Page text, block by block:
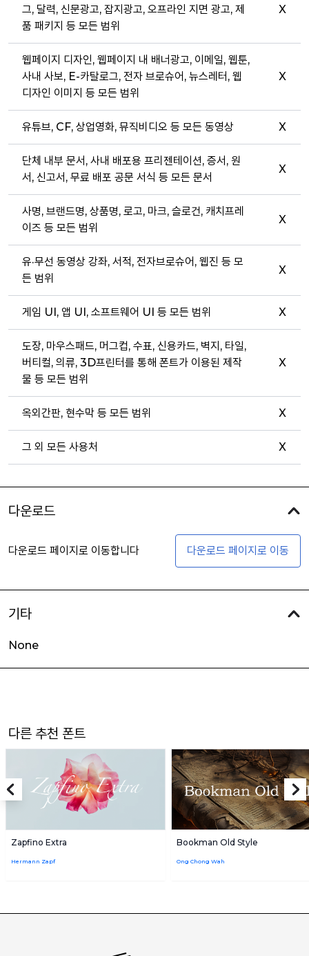
그, 달력, 신문광고, 잡지광고, 오프라인 지면 광고, 제
품 패키지 등 모든 범위
X
웹페이지 디자인, 웹페이지 내 배너광고, 이메일, 웹툰,
사내 사보, E-카탈로그, 전자 브로슈어, 뉴스레터, 웹
디자인 이미지 등 모든 범위
X
유튜브, CF, 상업영화, 뮤직비디오 등 모든 동영상 X
단체 내부 문서, 사내 배포용 프리젠테이션, 증서, 원
서, 신고서, 무료 배포 공문 서식 등 모든 문서
X
사명, 브랜드명, 상품명, 로고, 마크, 슬로건, 캐치프레
이즈 등 모든 범위
X
유·무선 동영상 강좌, 서적, 전자브로슈어, 웹진 등 모
든 범위
X
게임 UI, 앱 UI, 소프트웨어 UI 등 모든 범위 X
도장, 마우스패드, 머그컵, 수표, 신용카드, 벽지, 타일,
버티컬, 의류, 3D프린터를 통해 폰트가 이용된 제작
물 등 모든 범위
X
옥외간판, 현수막 등 모든 범위 X
그 외 모든 사용처 X
다운로드
다운로드 페이지로 이동합니다 다운로드 페이지로 이동
기타
None
다른 추천 폰트
Zapfino Extra
Hermann Zapf
Bookman Old Style
Ong Chong Wah